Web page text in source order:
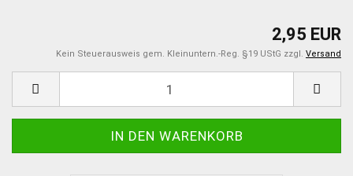
2,95 EUR
Kein Steuerausweis gem. Kleinuntern.-Reg. §19 UStG zzgl. Versand